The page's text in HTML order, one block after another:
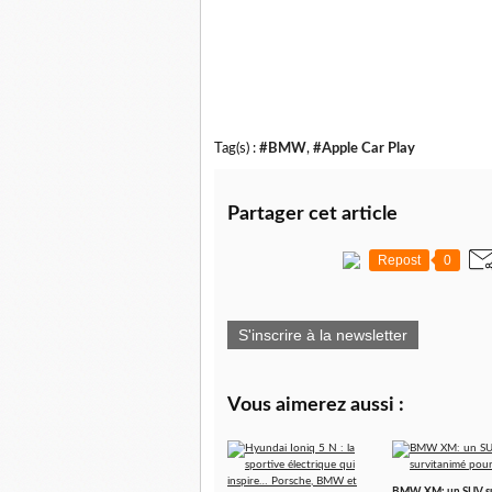
Tag(s) : #BMW, #Apple Car Play
Partager cet article
Repost 0
S'inscrire à la newsletter
Vous aimerez aussi :